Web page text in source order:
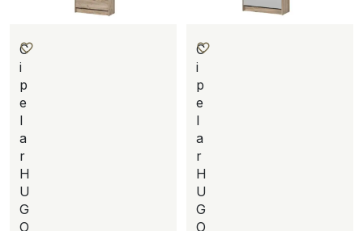
C
i
p
e
l
a
r
H
U
G
O
C
i
p
e
l
a
r
H
U
G
O